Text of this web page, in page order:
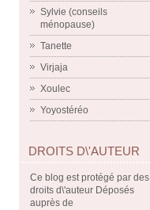
Sylvie (conseils
ménopause)
Tanette
Virjaja
Xoulec
Yoyostéréo
DROITS D\'AUTEUR
Ce blog est protégé par des
droits d\'auteur Déposés
auprès de